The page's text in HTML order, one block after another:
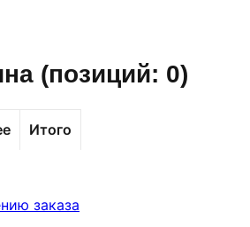
(позиций: 0)
Итого
заказа